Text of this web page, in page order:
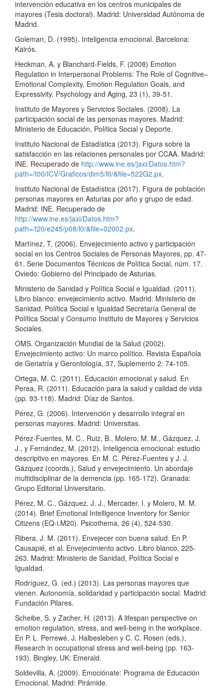
intervención educativa en los centros municipales de
mayores (Tesis doctoral). Madrid: Universidad Autónoma de
Madrid.
Goleman, D. (1995). Inteligencia emocional. Barcelona:
Kairós.
Heckman, A. y Blanchard-Fields, F. (2008) Emotion
Regulation in Interpersonal Problems: The Role of Cognitive–
Emotional Complexity, Emotion Regulation Goals, and
Expressivity. Psychology and Aging, 23 (1), 39-51.
Instituto de Mayores y Servicios Sociales. (2008). La
participación social de las personas mayores. Madrid:
Ministerio de Educación, Política Social y Deporte.
Instituto Nacional de Estadística (2013). Figura sobre la
satisfacción en las relaciones personales por CCAA. Madrid:
INE. Recuperado de http://www.ine.es/jaxi/Datos.htm?
path=/t00/ICV/Graficos/dim5/l0/&file=522G2.px.
Instituto Nacional de Estadística (2017). Figura de población
personas mayores en Asturias por año y grupo de edad.
Madrid: INE. Recuperado de
http://www.ine.es/jaxi/Datos.htm?
path=/t20/e245/p08/l0/&file=02002.px.
Martínez, T. (2006). Envejecimiento activo y participación
social en los Centros Sociales de Personas Mayores, pp. 47-
61. Serie Documentos Técnicos de Política Social, núm. 17.
Oviedo: Gobierno del Principado de Asturias.
Ministerio de Sanidad y Política Social e Igualdad. (2011).
Libro blanco: envejecimiento activo. Madrid: Ministerio de
Sanidad, Política Social e Igualdad Secretaría General de
Política Social y Consumo Instituto de Mayores y Servicios
Sociales.
OMS. Organización Mundial de la Salud (2002).
Envejecimiento activo: Un marco político. Revista Española
de Geriatría y Gerontología, 37, Suplemento 2: 74-105.
Ortega, M. C. (2011). Educación emocional y salud. En
Perea, R. (2011). Educación para la salud y calidad de vida
(pp. 93-118). Madrid: Díaz de Santos.
Pérez, G. (2006). Intervención y desarrollo integral en
personas mayores. Madrid: Universitas.
Pérez-Fuentes, M. C., Ruiz, B., Molero, M. M., Gázquez, J.
J., y Fernández, M. (2012). Inteligencia emocional: estudio
descriptivo en mayores. En M. C. Pérez-Fuentes y J. J.
Gázquez (coords.), Salud y envejecimiento. Un abordaje
multidisciplinar de la demencia (pp. 165-172). Granada:
Grupo Editorial Universitario.
Pérez, M. C., Gázquez, J. J., Mercader, I. y Molero, M. M.
(2014). Brief Emotional Intelligence Inventory for Senior
Citizens (EQ-i.M20). Psicothema, 26 (4), 524-530.
Ribera, J. M. (2011). Envejecer con buena salud. En P.
Causapié, et al. Envejecimiento activo. Libro blanco, 225-
263. Madrid: Ministerio de Sanidad, Política Social e
Igualdad.
Rodríguez, G. (ed.) (2013). Las personas mayores que
vienen. Autonomía, solidaridad y participación social. Madrid:
Fundación Pilares.
Scheibe, S. y Zacher, H. (2013). A lifespan perspective on
emotion regulation, stress, and well-being in the workplace.
En P. L. Perrewé, J. Halbesleben y C. C. Rosen (eds.),
Research in occupational stress and well-being (pp. 163-
193). Bingley, UK: Emerald.
Soldevilla, A. (2009). Emociónate: Programa de Educación
Emocional. Madrid: Pirámide.